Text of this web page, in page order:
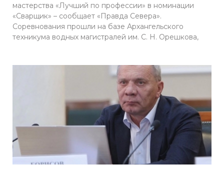
мастерства «Лучший по профессии» в номинации
«Сварщик» – сообщает «Правда Севера».
Соревнования прошли на базе Архангельского
техникума водных магистралей им. С. Н. Орешкова,